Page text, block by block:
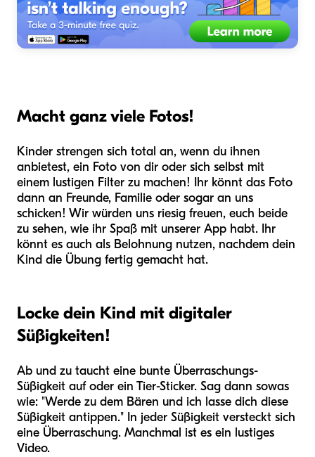
Macht ganz viele Fotos!
Kinder strengen sich total an, wenn du ihnen
anbietest, ein Foto von dir oder sich selbst mit
einem lustigen Filter zu machen! Ihr könnt das Foto
dann an Freunde, Familie oder sogar an uns
schicken! Wir würden uns riesig freuen, euch beide
zu sehen, wie ihr Spaß mit unserer App habt. Ihr
könnt es auch als Belohnung nutzen, nachdem dein
Kind die Übung fertig gemacht hat.
Locke dein Kind mit digitaler
Süßigkeiten!
Ab und zu taucht eine bunte Überraschungs-
Süßigkeit auf oder ein Tier-Sticker. Sag dann sowas
wie: "Werde zu dem Bären und ich lasse dich diese
Süßigkeit antippen." In jeder Süßigkeit versteckt sich
eine Überraschung. Manchmal ist es ein lustiges
Video.